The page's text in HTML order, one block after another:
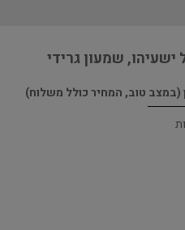
שמעון גרידי
(במצב טוב, המחיר כולל משלוח)